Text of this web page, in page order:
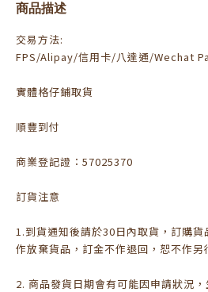
商品描述
交易方法:
FPS/Alipay/信用卡/八達通/Wechat
實體格仔鋪取貨
順豐到付
商業登記證：57025370
訂貨注意
1.到貨通知後請於30日內取貨，訂購
作放棄貨品，訂金不作退回，恕不作另
2. 商品發貨日期會有可能因申請狀況